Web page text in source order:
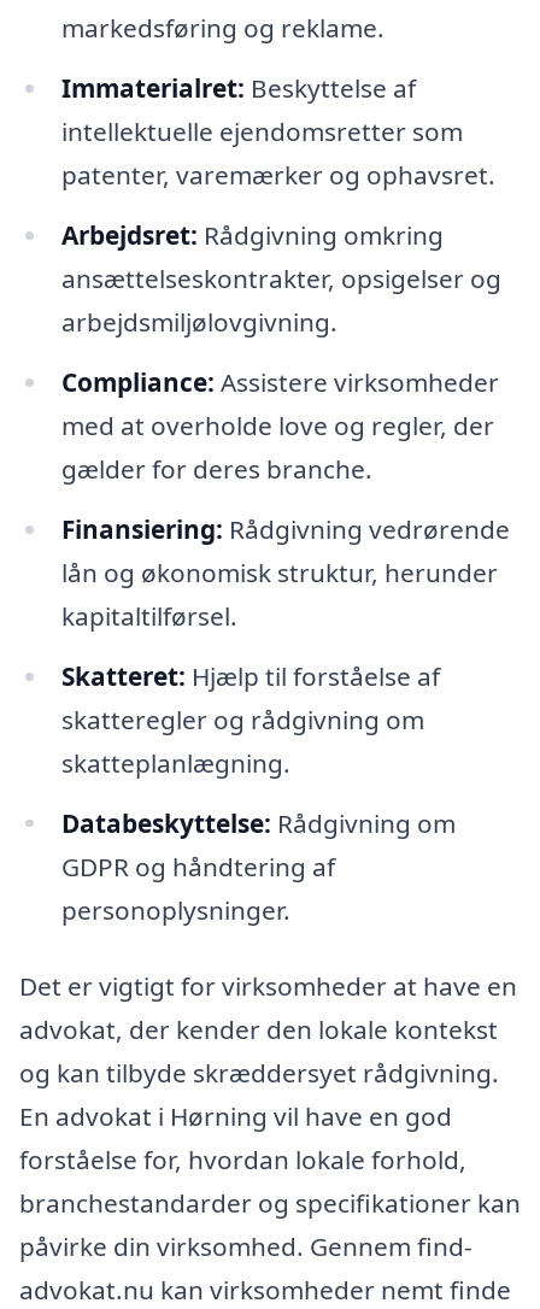
markedsføring og reklame.
Immaterialret: Beskyttelse af
intellektuelle ejendomsretter som
patenter, varemærker og ophavsret.
Arbejdsret: Rådgivning omkring
ansættelseskontrakter, opsigelser og
arbejdsmiljølovgivning.
Compliance: Assistere virksomheder
med at overholde love og regler, der
gælder for deres branche.
Finansiering: Rådgivning vedrørende
lån og økonomisk struktur, herunder
kapitaltilførsel.
Skatteret: Hjælp til forståelse af
skatteregler og rådgivning om
skatteplanlægning.
Databeskyttelse: Rådgivning om
GDPR og håndtering af
personoplysninger.
Det er vigtigt for virksomheder at have en
advokat, der kender den lokale kontekst
og kan tilbyde skræddersyet rådgivning.
En advokat i Hørning vil have en god
forståelse for, hvordan lokale forhold,
branchestandarder og specifikationer kan
påvirke din virksomhed. Gennem find-
advokat.nu kan virksomheder nemt finde